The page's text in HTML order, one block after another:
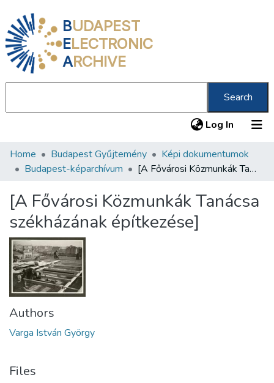
BUDAPEST
ELECTRONIC
ARCHIVE
Search
Log In (current)
Communities & Collections
Statistics
About us
Home Budapest Gyűjtemény
Képi dokumentumok
Budapest-képarchívum
[A Fővárosi Közmunkák Tanácsa székházának építkezése]
[A Fővárosi Közmunkák Tanácsa
székházának építkezése]
Authors
Varga István György
Files